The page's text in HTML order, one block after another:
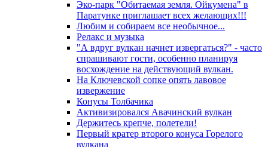
Эко-парк "Обитаемая земля. Ойкумена" в
Паратунке приглашает всех желающих!!!
Любим и собираем все необычное...
Релакс и музыка
"А вдруг вулкан начнет извергаться?" - часто
спрашивают гости, особенно планируя
восхождение на действующий вулкан.
На Ключевской сопке опять лавовое
извержение
Конусы Толбачика
Активизировался Авачинский вулкан
Держитесь крепче, полетели!
Первый кратер второго конуса Горелого
вулкана